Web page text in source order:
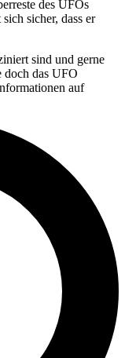
des UFOs
sicher, dass er
sind und gerne
doch das UFO
auf